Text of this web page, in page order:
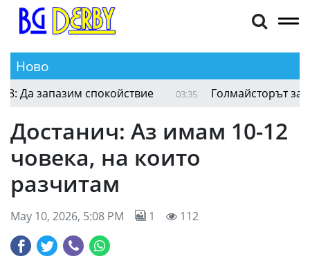
Ново
запазим спокойствие Голмайсторът за
Достанич: Аз имам 10-12
човека, на които
разчитам
May 10, 2026, 5:08 PM 1 112